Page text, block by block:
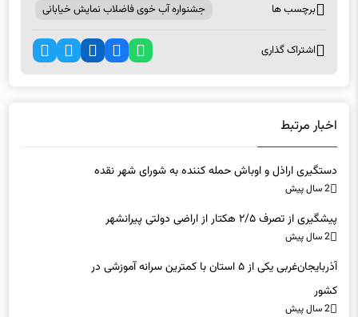
برچسب ها جشنواره آب خوی فاضلاب نمایش خیابانی
اشتراک گذاری
اخبار مرتبط
دستگیری اراذل و اوباش حمله کننده به شورای شهر نقده
2 سال پیش
پیشگیری از تصرف ۲/۵ هکتار از اراضی دولتی پیرانشهر
2 سال پیش
آذربایجان‌غربی یکی از ۵ استان با کمترین سرانه آموزشی در
کشور
2 سال پیش